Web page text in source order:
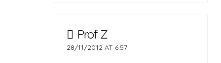
Prof Z
28/11/2012 AT 6:57